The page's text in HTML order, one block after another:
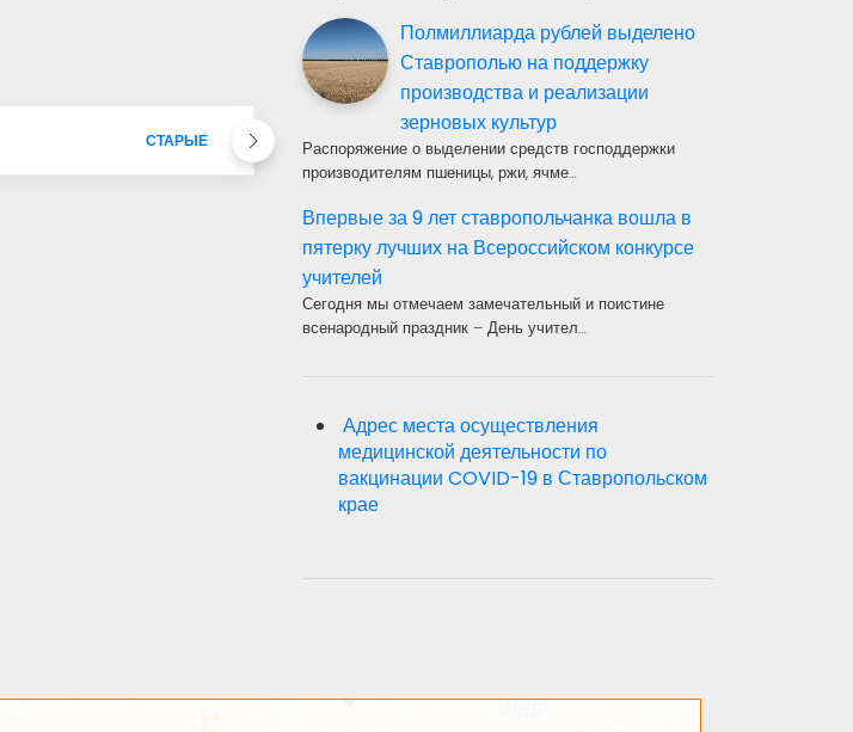
СТАРЫЕ
Полмиллиарда рублей выделено
Ставрополью на поддержку
производства и реализации
зерновых культур
Распоряжение о выделении средств господдержки
производителям пшеницы, ржи, ячме…
Впервые за 9 лет ставропольчанка вошла в
пятерку лучших на Всероссийском конкурсе
учителей
Сегодня мы отмечаем замечательный и поистине
всенародный праздник – День учител…
Адрес места осуществления
медицинской деятельности по
вакцинации COVID-19 в Ставропольском
крае